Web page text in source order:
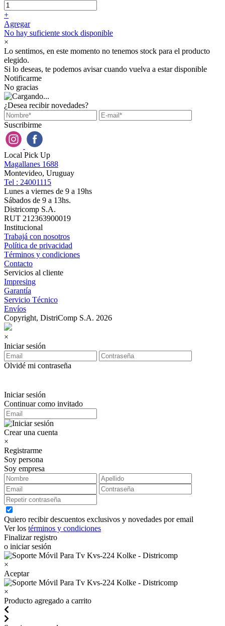
+
Agregar
No hay suficiente stock disponible
×
Lo sentimos, en este momento no tenemos stock para el producto
elegido.
Si lo deseas, te podemos avisar cuando vuelva a estar disponible
Notificarme
No gracias
¿Desea recibir novedades?
Suscribirme
Local Pick Up
Magallanes 1688
Montevideo, Uruguay
Tel : 24001115
Lunes a viernes de 9 a 19hs
Sábados de 9 a 13hs.
Districomp S.A.
RUT 212363900019
Institucional
Trabajá con nosotros
Política de privacidad
Términos y condiciones
Contacto
Servicios al cliente
Impresing
Garantía
Servicio Técnico
Envíos
Copyright, DistriComp S.A. 2026
×
Iniciar sesión
Olvidé mi contraseña
Iniciar sesión
Continuar como invitado
Crear una cuenta
×
Registrarme
Soy persona
Soy empresa
Quiero recibir descuentos exclusivos y novedades por email
Ver los términos y condiciones
Finalizar registro
o iniciar sesión
×
Aceptar
×
Producto agregado a carrito